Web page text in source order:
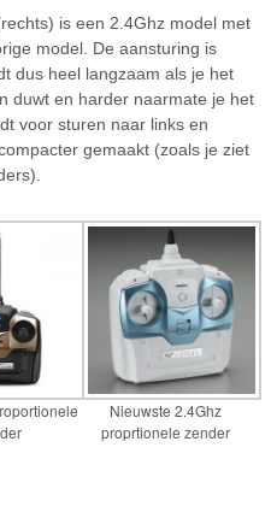
is een 2.4Ghz model met
model. De aansturing is
dus heel langzaam als je het
duwt en harder naarmate je het
voor sturen naar links en
gemaakt (zoals je ziet
Nieuwste 2.4Ghz
proprtionele zender